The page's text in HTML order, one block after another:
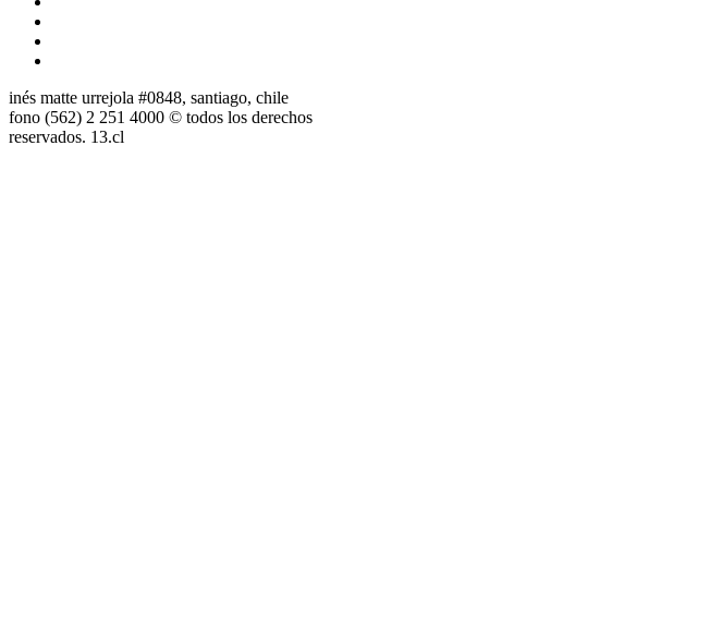
inés matte urrejola #0848, santiago, chile
fono (562) 2 251 4000 © todos los derechos
reservados. 13.cl